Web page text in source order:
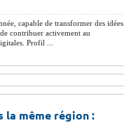
capable de transformer des idées
contribuer activement au
Profil ...
la même région :